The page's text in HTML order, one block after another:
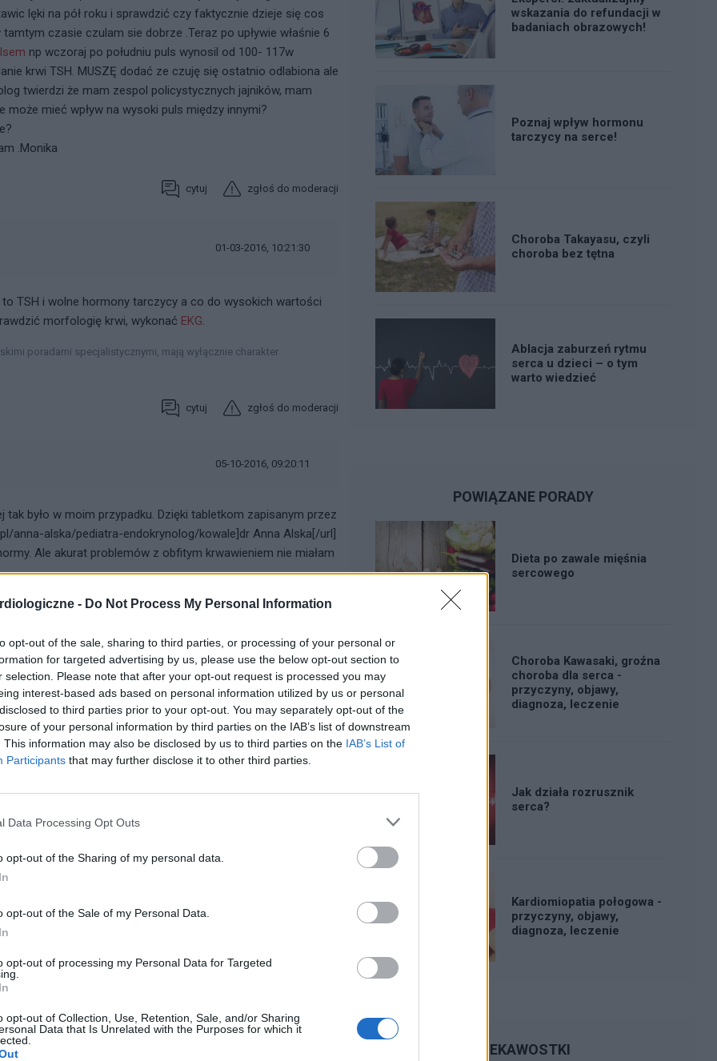
- Do Not Process My Personal Information
opt-out of the sale, sharing to third parties, or processing of your personal or
for targeted advertising by us, please use the below opt-out section to
selection. Please note that after your opt-out request is processed you may
interest-based ads based on personal information utilized by us or personal
to third parties prior to your opt-out. You may separately opt-out of the
of your personal information by third parties on the IAB’s list of downstream
This information may also be disclosed by us to third parties on the IAB’s List of
Participants that may further disclose it to other third parties.
Data Processing Opt Outs
opt-out of the Sharing of my personal data.
opt-out of the Sale of my Personal Data.
opt-out of processing my Personal Data for Targeted
opt-out of Collection, Use, Retention, Sale, and/or Sharing
Data that Is Unrelated with the Purposes for which it
lęki na pół roku i sprawdzić czy faktycznie dzieje się cos
czasie czulam sie dobrze .Teraz po upływie właśnie 6
np wczoraj po południu puls wynosil od 100- 117w
krwi TSH. MUSZĘ dodać ze czuję się ostatnio odlabiona ale
twierdzi że mam zespol policystycznych jajników, mam
mieć wpływ na wysoki puls między innymi?
.Monika
cytuj zgłoś do moderacji
01-03-2016, 10:21:30
TSH i wolne hormony tarczycy a co do wysokich wartości
morfologię krwi, wykonać EKG.
poradami specjalistycznymi, mają wyłącznie charakter
cytuj zgłoś do moderacji
05-10-2016, 09:20:11
tak było w moim przypadku. Dzięki tabletkom zapisanym przez
anna-alska/pediatra-endokrynolog/kowale]dr Anna Alska[/url]
Ale akurat problemów z obfitym krwawieniem nie miałam
cytuj
WYŚLIJ
wskazania do refundacji w
badaniach obrazowych!
Poznaj wpływ hormonu
tarczycy na serce!
Choroba Takayasu, czyli
choroba bez tętna
Ablacja zaburzeń rytmu
serca u dzieci – o tym
warto wiedzieć
POWIĄZANE PORADY
Dieta po zawale mięśnia
sercowego
Choroba Kawasaki, groźna
choroba dla serca -
przyczyny, objawy,
diagnoza, leczenie
Jak działa rozrusznik
serca?
Kardiomiopatia połogowa -
przyczyny, objawy,
diagnoza, leczenie
CIEKAWOSTKI